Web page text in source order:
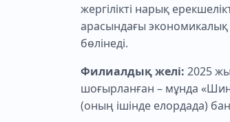
жергілікті нарық
арасындағы
бөлінеді.
Филиалдық желі: 2025
шоғырланған – мұнда
(оның ішінде елордада)